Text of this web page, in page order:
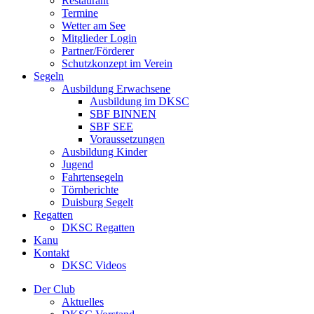
Termine
Wetter am See
Mitglieder Login
Partner/Förderer
Schutzkonzept im Verein
Segeln
Ausbildung Erwachsene
Ausbildung im DKSC
SBF BINNEN
SBF SEE
Voraussetzungen
Ausbildung Kinder
Jugend
Fahrtensegeln
Törnberichte
Duisburg Segelt
Regatten
DKSC Regatten
Kanu
Kontakt
DKSC Videos
Der Club
Aktuelles